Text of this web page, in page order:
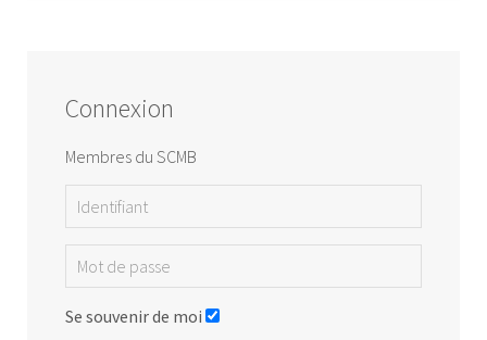
Connexion
Membres du SCMB
Se souvenir de moi